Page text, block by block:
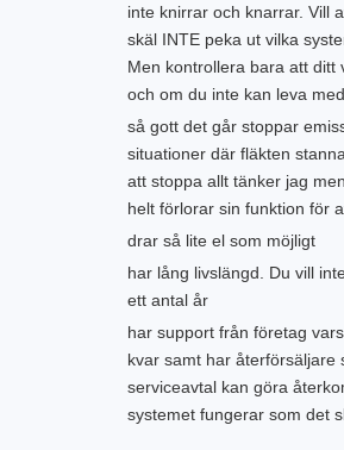
inte knirrar och knarrar. Vill
skäl INTE peka ut vilka
Men kontrollera bara att ditt
och om du inte kan leva
så gott det går stoppar
situationer där fläkten
att stoppa allt tänker jag
helt förlorar sin funktion för
drar så lite el som möjligt
har lång livslängd. Du vill
ett antal år
har support från företag
kvar samt har återförsäljare
serviceavtal kan göra
systemet fungerar som det